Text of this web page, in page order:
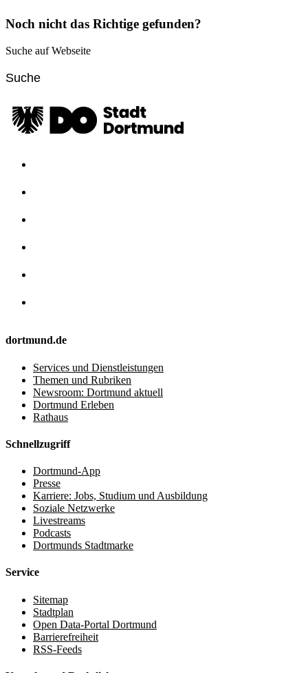
Noch nicht das Richtige gefunden?
Suche auf Webseite
dortmund.de
Services und Dienstleistungen
Themen und Rubriken
Newsroom: Dortmund aktuell
Dortmund Erleben
Rathaus
Schnellzugriff
Dortmund-App
Presse
Karriere: Jobs, Studium und Ausbildung
Soziale Netzwerke
Livestreams
Podcasts
Dortmunds Stadtmarke
Service
Sitemap
Stadtplan
Open Data-Portal Dortmund
Barrierefreiheit
RSS-Feeds